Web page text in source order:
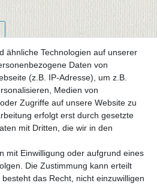
ähnliche Technologien auf unserer
Daten von
(z.B. IP-Adresse), um z.B.
Medien von
Zugriffe auf unsere Website zu
erfolgt erst durch gesetzte
mit Dritten, die wir in den
mit Einwilligung oder aufgrund eines
Die Zustimmung kann erteilt
das Recht, nicht einzuwilligen